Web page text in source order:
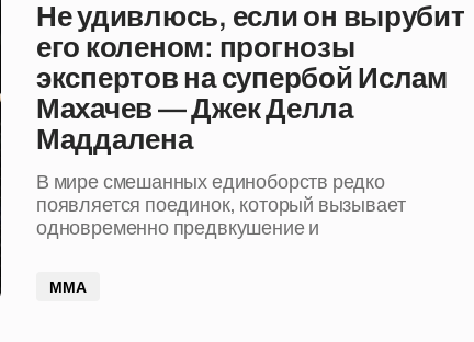
Не удивлюсь, если он вырубит
его коленом: прогнозы
экспертов на супербой Ислам
Махачев — Джек Делла
Маддалена
В мире смешанных единоборств редко
появляется поединок, который вызывает
одновременно предвкушение и
ММА